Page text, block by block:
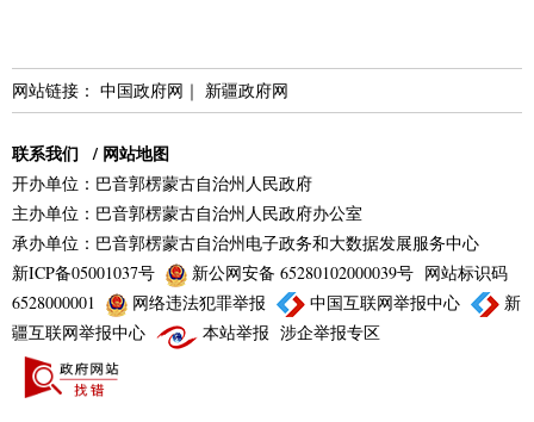
网站链接： 中国政府网 ｜ 新疆政府网
联系我们 / 网站地图
开办单位：巴音郭楞蒙古自治州人民政府
主办单位：巴音郭楞蒙古自治州人民政府办公室
承办单位：巴音郭楞蒙古自治州电子政务和大数据发展服务中心
新ICP备05001037号
新公网安备 65280102000039号 网站标识码
6528000001
网络违法犯罪举报 中国互联网举报中心
新
疆互联网举报中心
本站举报 涉企举报专区